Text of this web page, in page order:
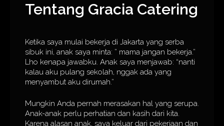
Tentang Gracia Catering
Ketika saya mulai bekerja di Jakarta yang serba
sibuk ini, anak saya minta: ” mama jangan bekerja.”
Lho kenapa jawabku. Anak saya menjawab: “nanti
kalau aku pulang sekolah, nggak ada yang
menyambut aku dirumah.”
Mungkin Anda pernah merasakan hal yang serupa.
Anak-anak perlu perhatian dan kasih dari kita.
Karena alasan anak, saya keluar dari pekerjaan dan